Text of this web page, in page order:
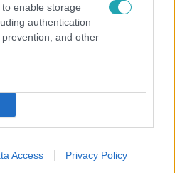
enable storage
authentication
and other
Access Privacy Policy
es X-Faktor negyedik Élő